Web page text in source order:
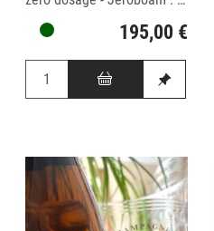
195,00 €